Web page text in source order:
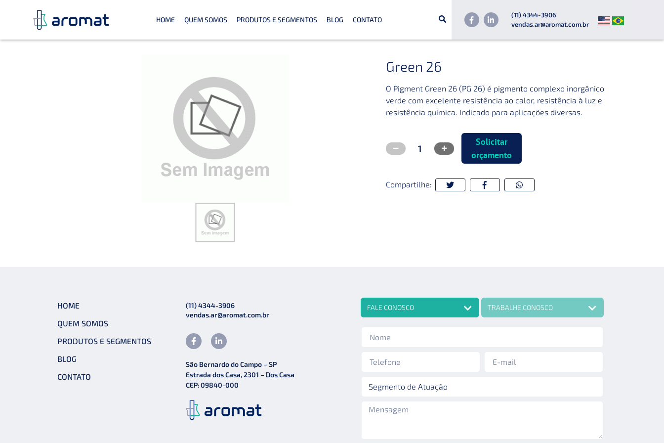
HOME QUEM SOMOS PRODUTOS E SEGMENTOS BLOG CONTATO
(11) 4344-3906
vendas.ar@aromat.com.br
Green 26
O Pigment Green 26 (PG 26) é pigmento complexo inorgânico
verde com excelente resistência ao calor, resistência à luz e
resistência química. Indicado para aplicações diversas.
Solicitar
orçamento
Compartilhe:
HOME
QUEM SOMOS
PRODUTOS E SEGMENTOS
BLOG
CONTATO
(11) 4344-3906
vendas.ar@aromat.com.br
São Bernardo do Campo – SP
Estrada dos Casa, 2301 – Dos Casa
CEP: 09840-000
FALE CONOSCO TRABALHE CONOSCO